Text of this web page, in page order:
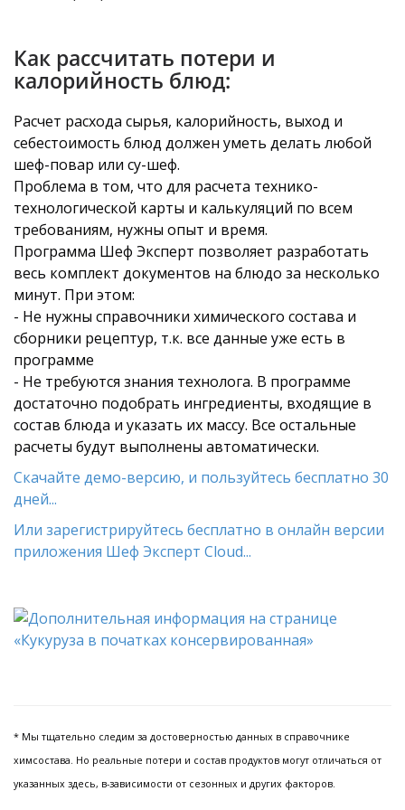
Как рассчитать потери и
калорийность блюд:
Расчет расхода сырья, калорийность, выход и
себестоимость блюд должен уметь делать любой
шеф-повар или су-шеф.
Проблема в том, что для расчета технико-
технологической карты и калькуляций по всем
требованиям, нужны опыт и время.
Программа Шеф Эксперт позволяет разработать
весь комплект документов на блюдо за несколько
минут. При этом:
- Не нужны справочники химического состава и
сборники рецептур, т.к. все данные уже есть в
программе
- Не требуются знания технолога. В программе
достаточно подобрать ингредиенты, входящие в
состав блюда и указать их массу. Все остальные
расчеты будут выполнены автоматически.
Скачайте демо-версию, и пользуйтесь бесплатно 30
дней...
Или зарегистрируйтесь бесплатно в онлайн версии
приложения Шеф Эксперт Cloud...
* Мы тщательно следим за достоверностью данных в справочнике
химсостава. Но реальные потери и состав продуктов могут отличаться от
указанных здесь, в-зависимости от сезонных и других факторов.